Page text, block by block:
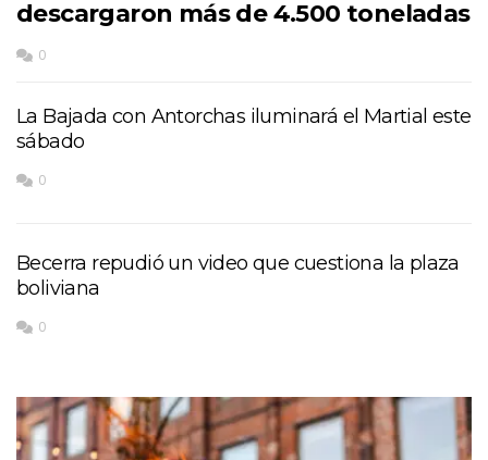
descargaron más de 4.500 toneladas
0
La Bajada con Antorchas iluminará el Martial este
sábado
0
Becerra repudió un video que cuestiona la plaza
boliviana
0